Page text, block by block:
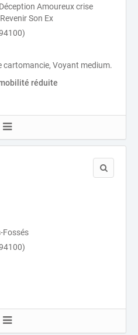
Amoureux crise
Son Ex
cartomancie, Voyant medium.
réduite
Fossés